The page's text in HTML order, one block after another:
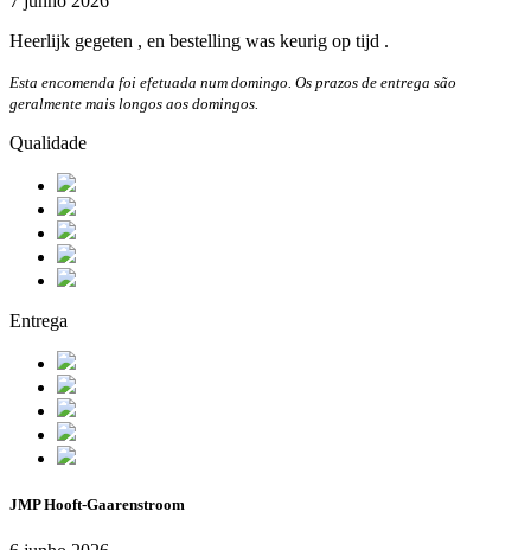
Heerlijk gegeten , en bestelling was keurig op tijd .
Esta encomenda foi efetuada num domingo. Os prazos de entrega são
geralmente mais longos aos domingos.
Qualidade
Entrega
JMP Hooft-Gaarenstroom